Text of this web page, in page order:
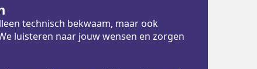
technisch bekwaam, maar ook
luisteren naar jouw wensen en zorgen